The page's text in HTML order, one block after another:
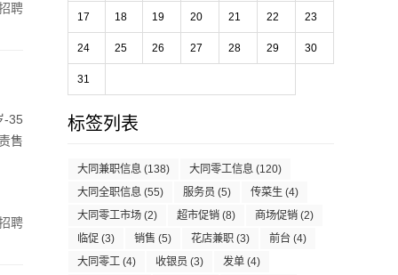
聘
-35
售
聘
17 18 19 20 21 22 23
24 25 26 27 28 29 30
31
标签列表
大同兼职信息 (138) 大同零工信息 (120)
大同全职信息 (55) 服务员 (5) 传菜生 (4)
大同零工市场 (2) 超市促销 (8) 商场促销 (2)
临促 (3) 销售 (5) 花店兼职 (3) 前台 (4)
大同零工 (4) 收银员 (3) 发单 (4)